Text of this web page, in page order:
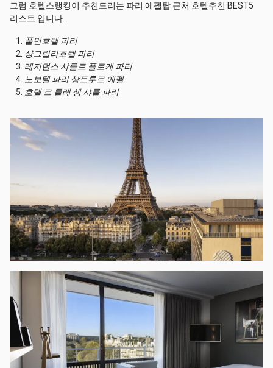
그럼 호텔스랭킹이 추천드리는 파리 에펠탑 근처 호텔추천 BEST5
리스트 입니다.
풀먼호텔 파리
샹그릴라호텔 파리
레지던스 샤를르 플로케 파리
노보텔 파리 상트투르 에펠
호텔 르 를레 생 샤를 파리